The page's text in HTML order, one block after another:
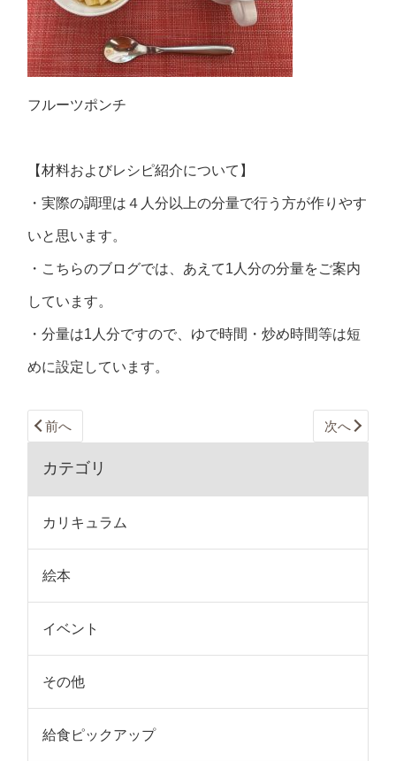
フルーツポンチ
【材料およびレシピ紹介について】
・実際の調理は４人分以上の分量で行う方が作りやす
いと思います。
・こちらのブログでは、あえて1人分の分量をご案内
しています。
・分量は1人分ですので、ゆで時間・炒め時間等は短
めに設定しています。
前へ 次へ
カテゴリ
カリキュラム
絵本
イベント
その他
給食ピックアップ